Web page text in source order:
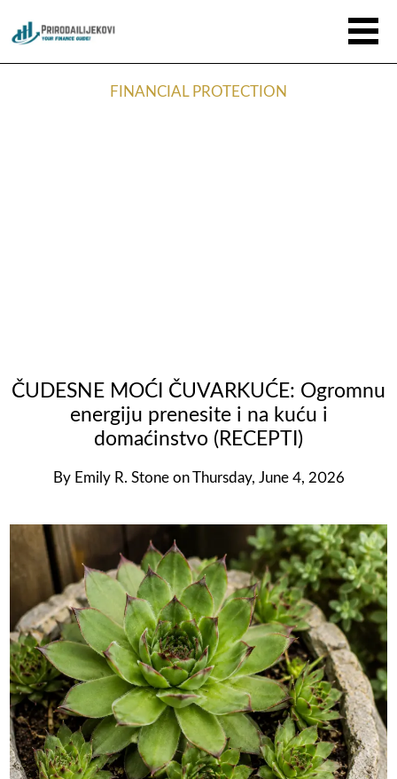
FINANCIAL PROTECTION
ČUDESNE MOĆI ČUVARKUĆE: Ogromnu
energiju prenesite i na kuću i
domaćinstvo (RECEPTI)
By Emily R. Stone on Thursday, June 4, 2026